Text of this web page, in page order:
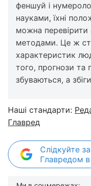
феншуй і
науками, їхні
можна перевірити
методами. Це ж
характеристик
того, прогнози та
збуваються, а
Наші стандарти:
Главред
Слідкуйте
Главредом